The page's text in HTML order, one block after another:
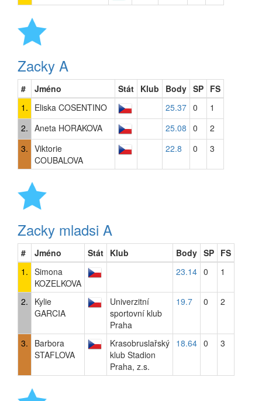
Zacky A
# Jméno Stát Klub Body SP FS
1.
Eliska COSENTINO 25.37 0
1
2. Aneta HORAKOVA 25.08 0
2
3. Viktorie
COUBALOVA
22.8 0 3
Zacky mladsi A
# Jméno Stát Klub Body SP FS
1. Simona
KOZELKOVA
23.14 0 1
2.
Kylie
GARCIA
Univerzitní
sportovní klub
Praha
19.7 0 2
3.
Barbora
STAFLOVA
Krasobruslařský
klub Stadion
Praha, z.s.
18.64 0 3